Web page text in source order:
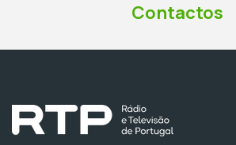
Contactos